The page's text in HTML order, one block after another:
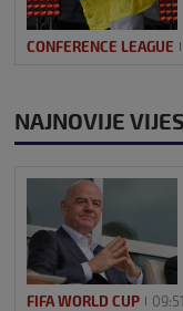
CONFERENCE LEAGUE
NAJNOVIJE
FIFA WORLD CUP 09:51